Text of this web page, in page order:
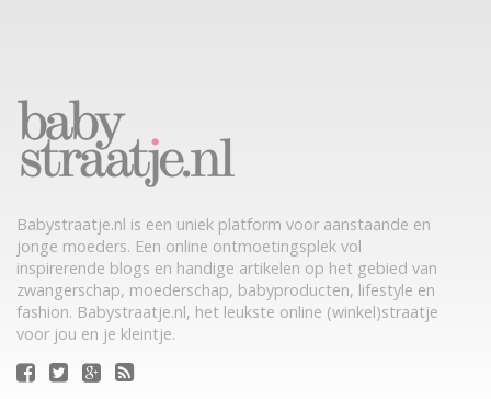
Babystraatje.nl is een uniek platform voor aanstaande en
jonge moeders. Een online ontmoetingsplek vol
inspirerende blogs en handige artikelen op het gebied van
zwangerschap, moederschap, babyproducten, lifestyle en
fashion. Babystraatje.nl, het leukste online (winkel)straatje
voor jou en je kleintje.